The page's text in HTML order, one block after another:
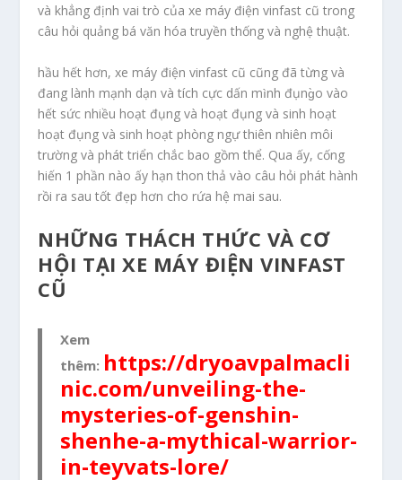
và khẳng định vai trò của xe máy điện vinfast cũ trong
câu hỏi quảng bá văn hóa truyền thống và nghệ thuật.
hầu hết hơn, xe máy điện vinfast cũ cũng đã từng và
đang lành mạnh dạn và tích cực dấn mình đụng̀o vào
hết sức nhiều hoạt đụng và hoạt đụng và sinh hoạt
hoạt đụng và sinh hoạt phòng ngự thiên nhiên môi
trường và phát triển chắc bao gồm thể. Qua ấy, cống
hiến 1 phần nào ấy hạn thon thả vào câu hỏi phát hành
rồi ra sau tốt đẹp hơn cho rứa hệ mai sau.
NHỮNG THÁCH THỨC VÀ CƠ
HỘI TẠI XE MÁY ĐIỆN VINFAST
CŨ
Xem
thêm: https://dryoavpalmacli
nic.com/unveiling-the-
mysteries-of-genshin-
shenhe-a-mythical-warrior-
in-teyvats-lore/